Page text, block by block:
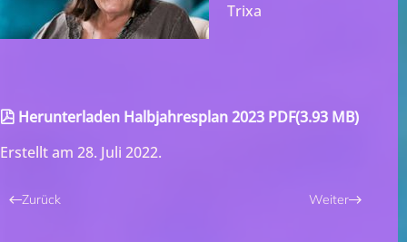
Trixa
pdf
Herunterladen Halbjahresplan 2023 PDF(3.93 MB)
Erstellt am 28. Juli 2022.
Zurück Weiter